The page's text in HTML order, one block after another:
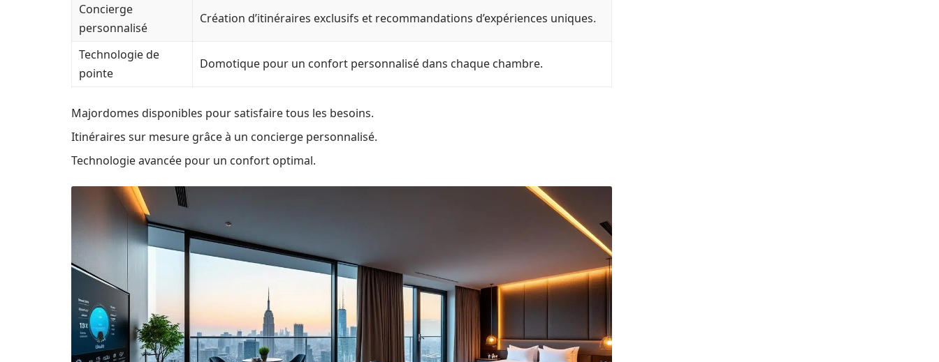
Concierge
personnalisé
Création d’itinéraires exclusifs et recommandations d’expériences uniques.
Technologie de
pointe
Domotique pour un confort personnalisé dans chaque chambre.
Majordomes disponibles pour satisfaire tous les besoins.
Itinéraires sur mesure grâce à un concierge personnalisé.
Technologie avancée pour un confort optimal.